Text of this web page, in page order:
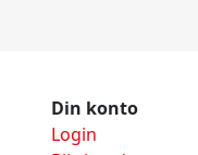
Din konto
Login